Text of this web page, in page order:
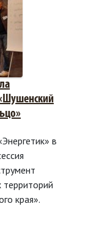
в
территорий
края».